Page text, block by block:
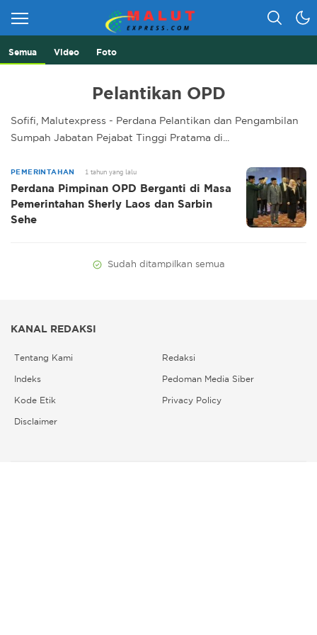
Malut Express
Berita Lebih Cepat
Semua Video Foto
Pelantikan OPD
Sofifi, Malutexpress - Perdana Pelantikan dan Pengambilan
Sumpah Jabatan Pejabat Tinggi Pratama di...
PEMERINTAHAN 1 tahun yang lalu
Perdana Pimpinan OPD Berganti di Masa
Pemerintahan Sherly Laos dan Sarbin
Sehe
Sudah ditampilkan semua
KANAL REDAKSI
Tentang Kami Redaksi
Indeks Pedoman Media Siber
Kode Etik Privacy Policy
Disclaimer